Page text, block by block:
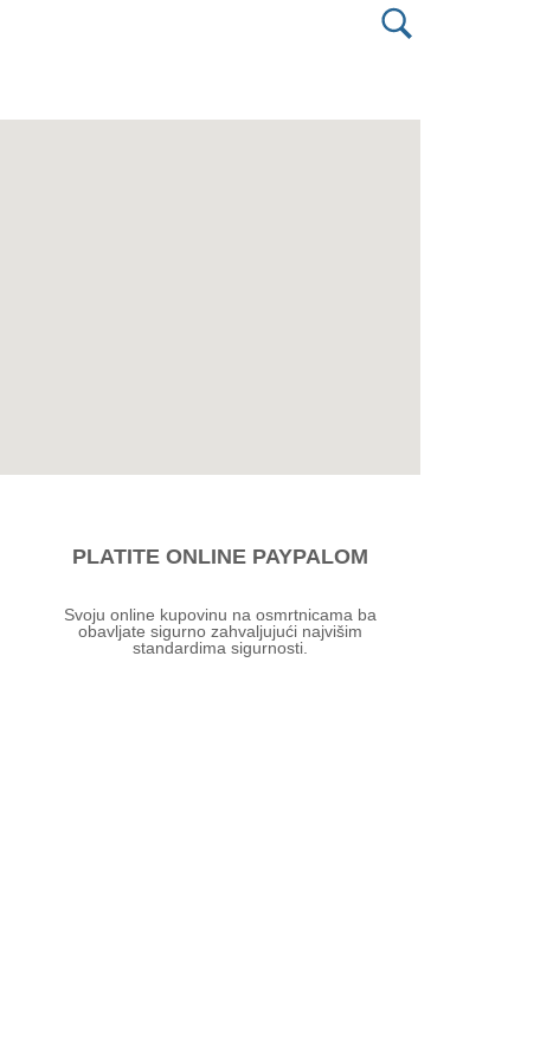
PLATITE ONLINE PAYPALOM
Svoju online kupovinu na osmrtnicama ba
obavljate sigurno zahvaljujući najvišim
standardima sigurnosti.